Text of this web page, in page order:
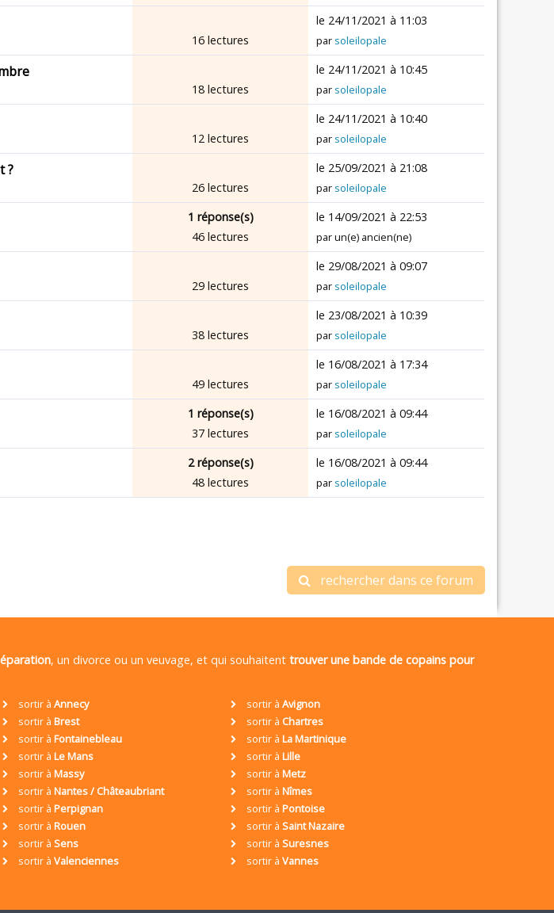
16 lectures
le 24/11/2021 à 11:03
par soleilopale
18 lectures
le 24/11/2021 à 10:45
par soleilopale
12 lectures
le 24/11/2021 à 10:40
par soleilopale
?
26 lectures
le 25/09/2021 à 21:08
par soleilopale
1 réponse(s)
46 lectures
le 14/09/2021 à 22:53
par un(e) ancien(ne)
29 lectures
le 29/08/2021 à 09:07
par soleilopale
38 lectures
le 23/08/2021 à 10:39
par soleilopale
49 lectures
le 16/08/2021 à 17:34
par soleilopale
1 réponse(s)
37 lectures
le 16/08/2021 à 09:44
par soleilopale
2 réponse(s)
48 lectures
le 16/08/2021 à 09:44
par soleilopale
rechercher dans ce forum
, un divorce ou un veuvage, et qui souhaitent trouver une bande de copains pour
sortir à Annecy sortir à Avignon
sortir à Brest sortir à Chartres
sortir à Fontainebleau sortir à La Martinique
sortir à Le Mans sortir à Lille
sortir à Massy sortir à Metz
sortir à Nantes / Châteaubriant sortir à Nîmes
sortir à Perpignan sortir à Pontoise
sortir à Rouen sortir à Saint Nazaire
sortir à Sens sortir à Suresnes
sortir à Valenciennes sortir à Vannes